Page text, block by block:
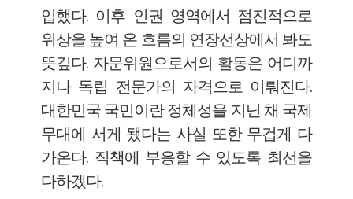
입했다. 이후 인권 영역에서 점진적으로
위상을 높여 온 흐름의 연장선상에서 봐도
뜻깊다. 자문위원으로서의 활동은 어디까
지나 독립 전문가의 자격으로 이뤄진다.
대한민국 국민이란 정체성을 지닌 채 국제
무대에 서게 됐다는 사실 또한 무겁게 다
가온다. 직책에 부응할 수 있도록 최선을
다하겠다.